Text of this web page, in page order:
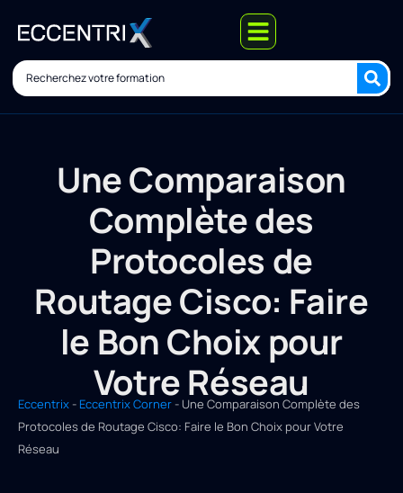
Une Comparaison
Complète des
Protocoles de
Routage Cisco: Faire
le Bon Choix pour
Votre Réseau
Eccentrix - Eccentrix Corner - Une Comparaison Complète des
Protocoles de Routage Cisco: Faire le Bon Choix pour Votre
Réseau